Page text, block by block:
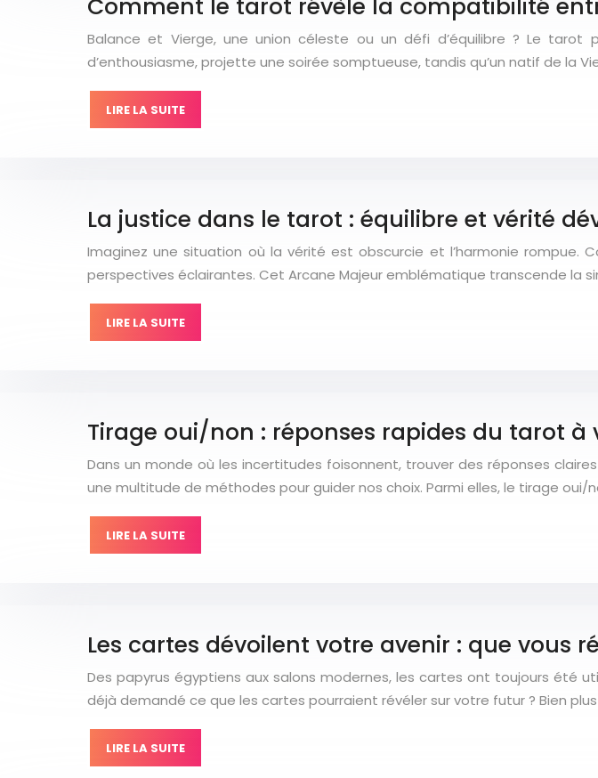
Comment le tarot révèle la compatibilité
Balance et Vierge, une union céleste ou un défi d’équilibre ? Le
d’enthousiasme, projette une soirée somptueuse, tandis qu’un natif de la
LIRE LA SUITE
La justice dans le tarot : équilibre et vérité
Imaginez une situation où la vérité est obscurcie et l’harmonie rompue.
perspectives éclairantes. Cet Arcane Majeur emblématique transcende la
LIRE LA SUITE
Tirage oui/non : réponses rapides du tarot à
Dans un monde où les incertitudes foisonnent, trouver des réponses
une multitude de méthodes pour guider nos choix. Parmi elles, le tirage oui/
LIRE LA SUITE
Les cartes dévoilent votre avenir : que vous
Des papyrus égyptiens aux salons modernes, les cartes ont toujours été
déjà demandé ce que les cartes pourraient révéler sur votre futur ? Bien
LIRE LA SUITE